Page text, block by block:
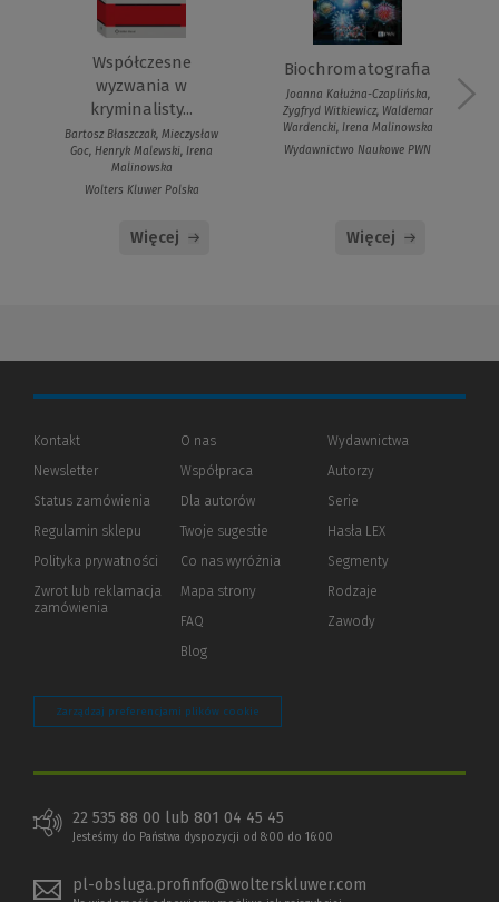
Współczesne
wyzwania w
kryminalisty...
Bartosz Błaszczak, Mieczysław
Goc, Henryk Malewski, Irena
Malinowska
Wolters Kluwer Polska
Więcej
Biochromatografia
Joanna Kałużna-Czaplińska,
Zygfryd Witkiewicz, Waldemar
Wardencki, Irena Malinowska
Wydawnictwo Naukowe PWN
Więcej
Kontakt
Newsletter
Status zamówienia
Regulamin sklepu
Polityka prywatności (Nowe
(Link
innej
Zwrot lub reklamacja
zamówienia
O nas
Współpraca
Dla autorów(Nowe
(Link
innej
strony)
Twoje sugestie
Co nas wyróżnia
Mapa strony
FAQ
Blog
Wydawnictwa
Autorzy
Serie
Hasła LEX
Segmenty
Rodzaje
Zawody
Zarządzaj preferencjami plików cookie
22 535 88 00 lub 801 04 45 45
Jesteśmy do Państwa dyspozycji od 8:00 do 16:00
pl-obsluga.profinfo@wolterskluwer.com